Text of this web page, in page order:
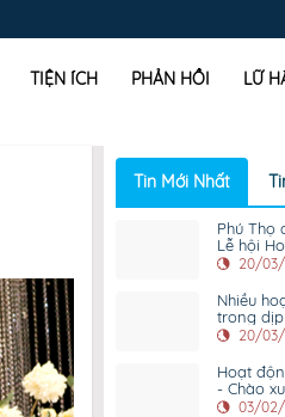
TIỆN ÍCH PHẢN HỒI LỮ
Tin Mới Nhất
Phú Thọ
Lễ hội
20/
Nhiều
trong dịp
Vương -
Tổ năm
20/
Hoạt
- Chào
03/